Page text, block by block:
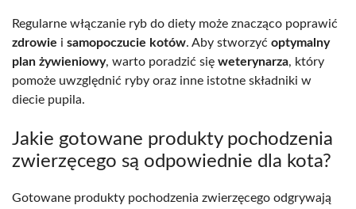
Regularne włączanie ryb do diety może znacząco poprawić
zdrowie i samopoczucie kotów. Aby stworzyć optymalny
plan żywieniowy, warto poradzić się weterynarza, który
pomoże uwzględnić ryby oraz inne istotne składniki w
diecie pupila.
Jakie gotowane produkty pochodzenia
zwierzęcego są odpowiednie dla kota?
Gotowane produkty pochodzenia zwierzęcego odgrywają